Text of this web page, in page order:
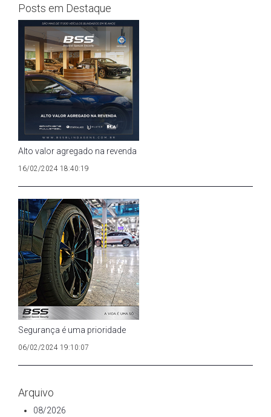
Posts em Destaque
Alto valor agregado na revenda
16/02/2024 18:40:19
Segurança é uma prioridade
06/02/2024 19:10:07
Arquivo
08/2026